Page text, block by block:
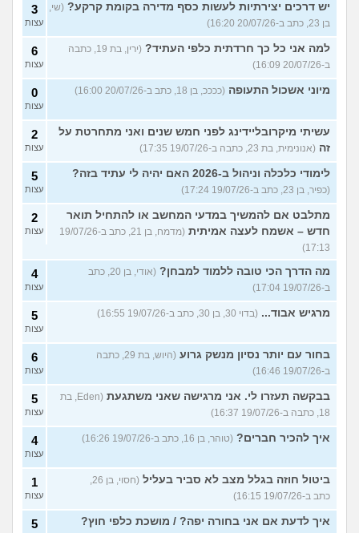
יש דרכים יצירתיות לעשות כסף מדירה בקומת קרקע? (שי,
בן 23, כתב ב-20/07/26 16:20)
3
עצות
למה אני כל כך חרדתית כלפי העתיד?
(ירין, בת 19, כתבה
ב-20/07/26 16:09)
6
עצות
מיוני אשכול התעופה (ככככ, בן 18, כתב ב-20/07/26 16:00) 0
עצות
עשיתי מיקרובליידינג לפני חמש שנים ואני מתחרטת על
זה (אנונימית, בת 23, כתבה ב-19/07/26 17:35)
2
עצות
לימודי כלכלה וניהול ב-2026 האם יהיה לי עתיד בזה?
(כפיר, בן 23, כתב ב-19/07/26 17:24)
5
עצות
מתלבט אם להמשיך במדעי המחשב או להתחיל תואר
חדש – אשמח לעצה אמיתית
(מדמח, בן 21, כתב ב-19/07/26
17:13)
2
עצות
מה הדרך הכי טובה ללמוד למבחן?
(אודי, בן 20, כתב
ב-19/07/26 17:04)
4
עצות
מרגיש אבוד... (בדוי 30, בן 30, כתב ב-19/07/26 16:55) 5
עצות
בחור עם יותר נסיון מנשק גרוע
(היוש, בת 29, כתבה
ב-19/07/26 16:46)
6
עצות
בבקשה תעזרו לי. אני מרגישה שאני משתגעת
(Eden, בת
18, כתבה ב-19/07/26 16:37)
5
עצות
איך להכיר חברים? (טוהר, בן 16, כתב ב-19/07/26 16:26) 4
עצות
ביטול חוזה בגלל מצב לא סביר בעליל
(חסוי, בן 26,
כתב ב-19/07/26 16:15)
1
עצות
איך לדעת אם אני בחורה יפה? / מושכת כלפי חוץ? 5